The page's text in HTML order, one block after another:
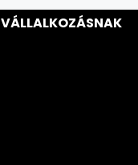
VÁLLALKOZÁSNAK